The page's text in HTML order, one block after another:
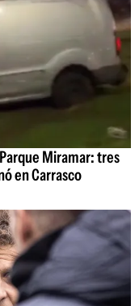
Miramar: tres
en Carrasco